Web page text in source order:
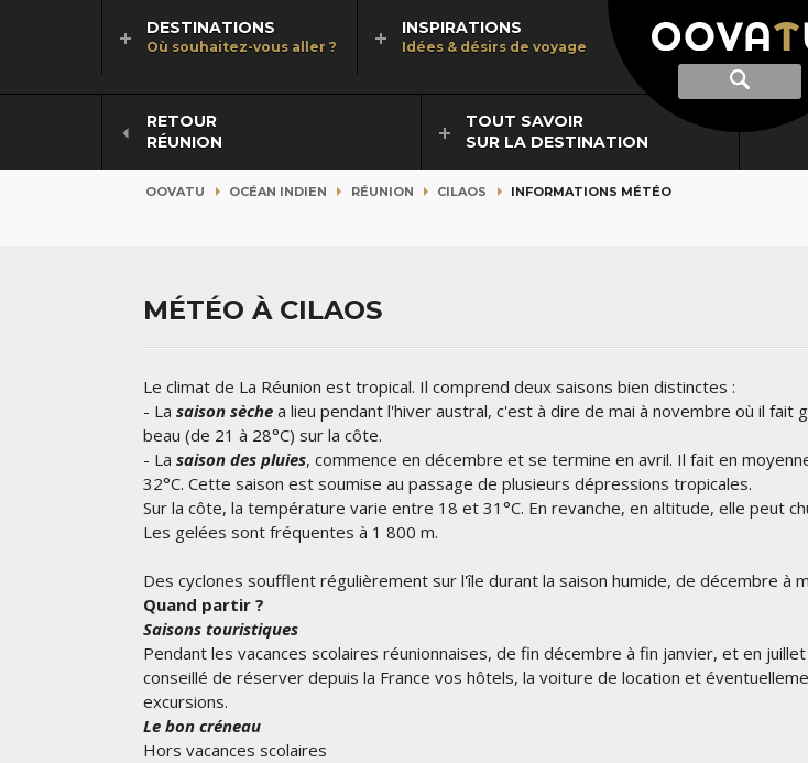
Afficher
recherche
Recherche
DESTINATIONS
Où souhaitez-vous aller ?
INSPIRATIONS
Idées & désirs de voyage
RETOUR
RÉUNION
TOUT SAVOIR
SUR LA DESTINATION
OOVATU OCÉAN INDIEN RÉUNION CILAOS INFORMATIONS MÉTÉO
MÉTÉO À CILAOS
Le climat de La Réunion est tropical. Il comprend deux saisons bien distinctes :
- La saison sèche a lieu pendant l'hiver austral, c'est à dire de mai à novembre où il fait
beau (de 21 à 28°C) sur la côte.
- La saison des pluies, commence en décembre et se termine en avril. Il fait en
32°C. Cette saison est soumise au passage de plusieurs dépressions tropicales.
Sur la côte, la température varie entre 18 et 31°C. En revanche, en altitude, elle peut
Les gelées sont fréquentes à 1 800 m.
Des cyclones soufflent régulièrement sur l'île durant la saison humide, de décembre à
Quand partir ?
Saisons touristiques
Pendant les vacances scolaires réunionnaises, de fin décembre à fin janvier, et en
conseillé de réserver depuis la France vos hôtels, la voiture de location et
excursions.
Le bon créneau
Hors vacances scolaires